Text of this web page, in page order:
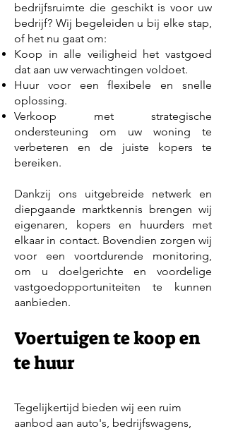
bedrijfsruimte die geschikt is voor uw
bedrijf? Wij begeleiden u bij elke stap,
of het nu gaat om:
Koop in alle veiligheid het vastgoed
dat aan uw verwachtingen voldoet.
Huur voor een flexibele en snelle
oplossing.
Verkoop met strategische
ondersteuning om uw woning te
verbeteren en de juiste kopers te
bereiken.
Dankzij ons uitgebreide netwerk en
diepgaande marktkennis brengen wij
eigenaren, kopers en huurders met
elkaar in contact. Bovendien zorgen wij
voor een voortdurende monitoring,
om u doelgerichte en voordelige
vastgoedopportuniteiten te kunnen
aanbieden.
Voertuigen te koop en
te huur
Tegelijkertijd bieden wij een ruim
aanbod aan auto's, bedrijfswagens,